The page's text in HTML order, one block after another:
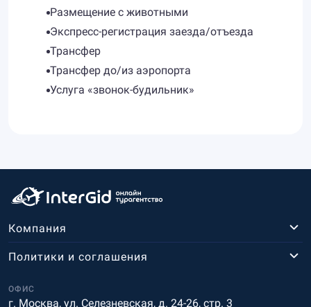
Размещение с животными
Экспресс-регистрация заезда/отъезда
Трансфер
Трансфер до/из аэропорта
Услуга «звонок-будильник»
Компания
ОФИС
г. Москва, ул. Селезневская, д. 24-26, стр. 3
Политики и соглашения